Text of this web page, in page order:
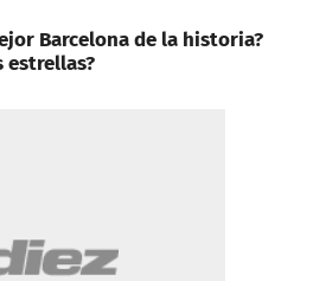
Barcelona de la historia?
estrellas?